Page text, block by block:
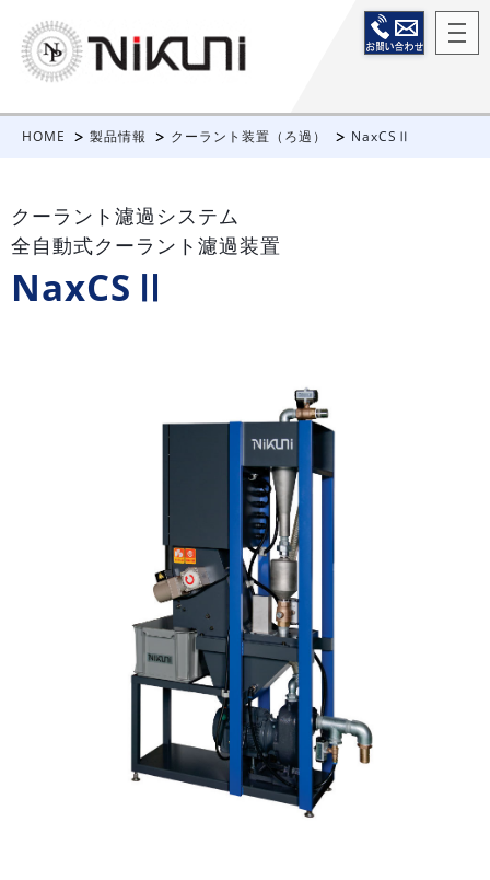
HOME 製品情報 クーラント装置（ろ過） NaxCSⅡ
クーラント濾過システム
全自動式クーラント濾過装置
NaxCSⅡ